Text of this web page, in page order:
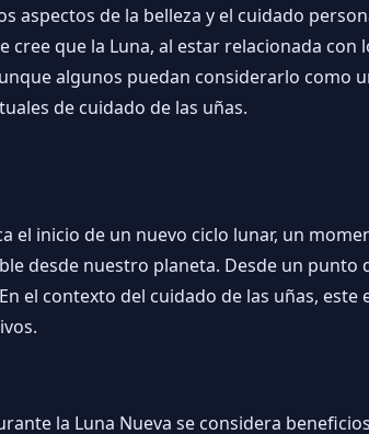
aspectos de la belleza y el cuidado
cree que la Luna, al estar relacionada
algunos puedan considerarlo como
de cuidado de las uñas.
el inicio de un nuevo ciclo lunar, un
desde nuestro planeta. Desde un
el contexto del cuidado de las uñas,
la Luna Nueva se considera